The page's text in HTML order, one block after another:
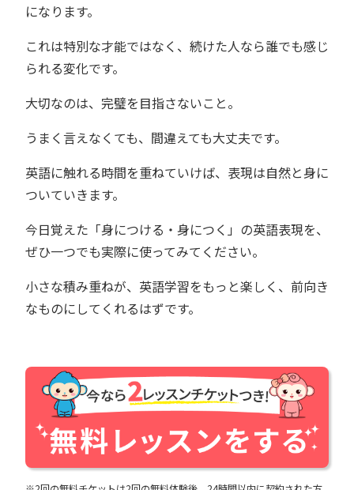
になります。
これは特別な才能ではなく、続けた人なら誰でも感じ
られる変化です。
大切なのは、完璧を目指さないこと。
うまく言えなくても、間違えても大丈夫です。
英語に触れる時間を重ねていけば、表現は自然と身に
ついていきます。
今日覚えた「身につける・身につく」の英語表現を、
ぜひ一つでも実際に使ってみてください。
小さな積み重ねが、英語学習をもっと楽しく、前向き
なものにしてくれるはずです。